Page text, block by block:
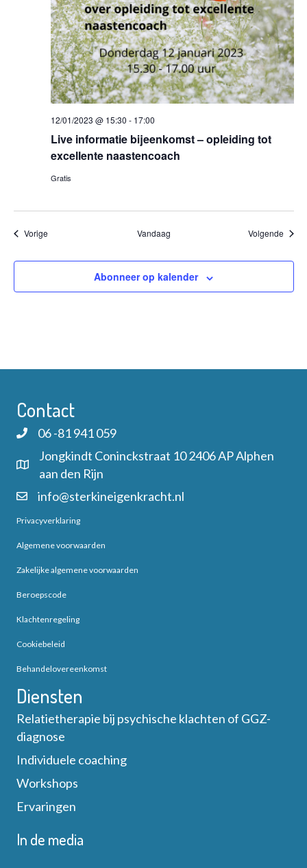
Live informatie bijeenkomst – opleiding tot
excellente naastencoach
12/01/2023 @ 15:30 - 17:00
Gratis
VorigeEvenementen Vandaag Volgende
Abonneer op kalender
Contact
06 -81 941 059
Jongkindt Coninckstraat 10 2406 AP Alphen
aan den Rijn
info@sterkineigenkracht.nl
Privacyverklaring
Algemene voorwaarden
Zakelijke algemene voorwaarden
Beroepscode
Klachtenregeling
Cookiebeleid
Behandelovereenkomst
Diensten
Relatietherapie bij psychische klachten of GGZ-
diagnose
Individuele coaching
Workshops
Ervaringen
In de media